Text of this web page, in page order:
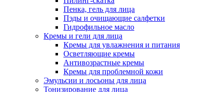
Пенка, гель для лица
Пэды и очищающие салфетки
Гидрофильное масло
Кремы и гели для лица
Кремы для увлажнения и питания
Осветляющие кремы
Антивозрастные кремы
Кремы для проблемной кожи
Эмульсии и лосьоны для лица
Тонизирование для лица